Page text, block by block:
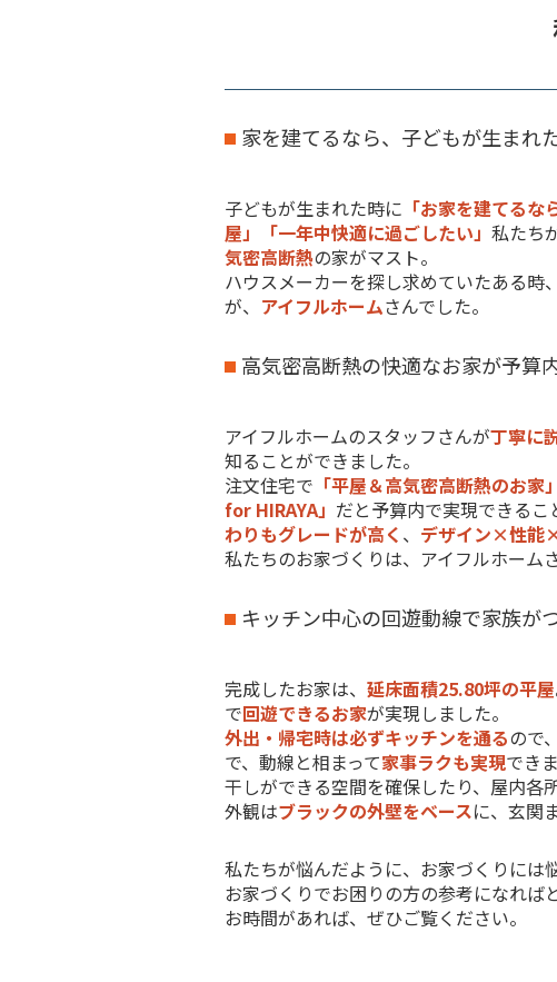
家を建てるなら、子どもが生まれ
子どもが生まれた時に 「お家を建てるな
屋」「一年中快適に過ごしたい」 私たち
気密高断熱の家がマスト。
ハウスメーカーを探し求めていたある時
が、 アイフルホームさんでした。
高気密高断熱の快適なお家が予算
アイフルホームのスタッフさんが丁寧に
知ることができました。
注文住宅で 「平屋＆高気密高断熱のお家」
for HIRAYA」 だと予算内で実現できるこ
わりもグレードが高く 、 デザイン×性能
私たちのお家づくりは、アイフルホーム
キッチン中心の回遊動線で家族が
完成したお家は、 延床面積25.80坪の平屋
で回遊できるお家が実現しました。
外出・帰宅時は必ずキッチンを通るので
で、動線と相まって家事ラクも実現でき
干しができる空間を確保したり、屋内各
外観はブラックの外壁をベースに、玄関
私たちが悩んだように、お家づくりには
お家づくりでお困りの方の参考になれば
お時間があれば、ぜひご覧ください。